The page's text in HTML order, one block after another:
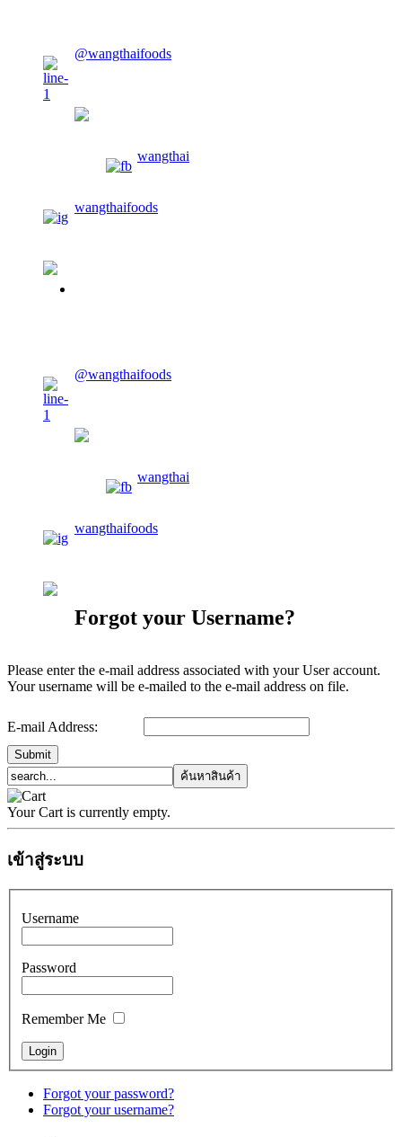
@wangthaifoods
wangthai
wangthaifoods
@wangthaifoods
wangthai
wangthaifoods
Forgot your Username?
Please enter the e-mail address associated with your User account.
Your username will be e-mailed to the e-mail address on file.
E-mail Address:
Submit
Your Cart is currently empty.
เข้าสู่ระบบ
Username
Password
Remember Me
Forgot your password?
Forgot your username?